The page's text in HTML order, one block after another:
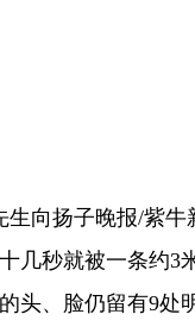
生向扬子晚报/紫
几秒就被一条约3
头、脸仍留有9处